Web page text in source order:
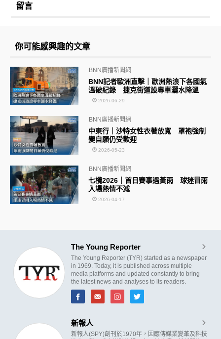
留言
你可能感興趣的文章
BNN記者歐洲直擊｜歐洲熱浪下各國氣
溫破紀錄 捷克街道設專車灑水降溫
BNN廣播新聞網
2026-06-29
中東行｜沙特女性衣著放寬 罩袍強制
變自願仍受歡迎
BNN廣播新聞網
2026-05-23
七欖2026｜首日賽事遇黃雨 球迷冒雨
入場熱情不減
BNN廣播新聞網
2026-04-17
The Young Reporter
The Young Reporter (TYR) started as a newspaper
in 1969. Today, it is published across multiple
media platforms and updated constantly to bring
the latest news and analyses to its readers.
新報人
新報人(SPY)創刊於1970年，因應傳媒業變革及科技